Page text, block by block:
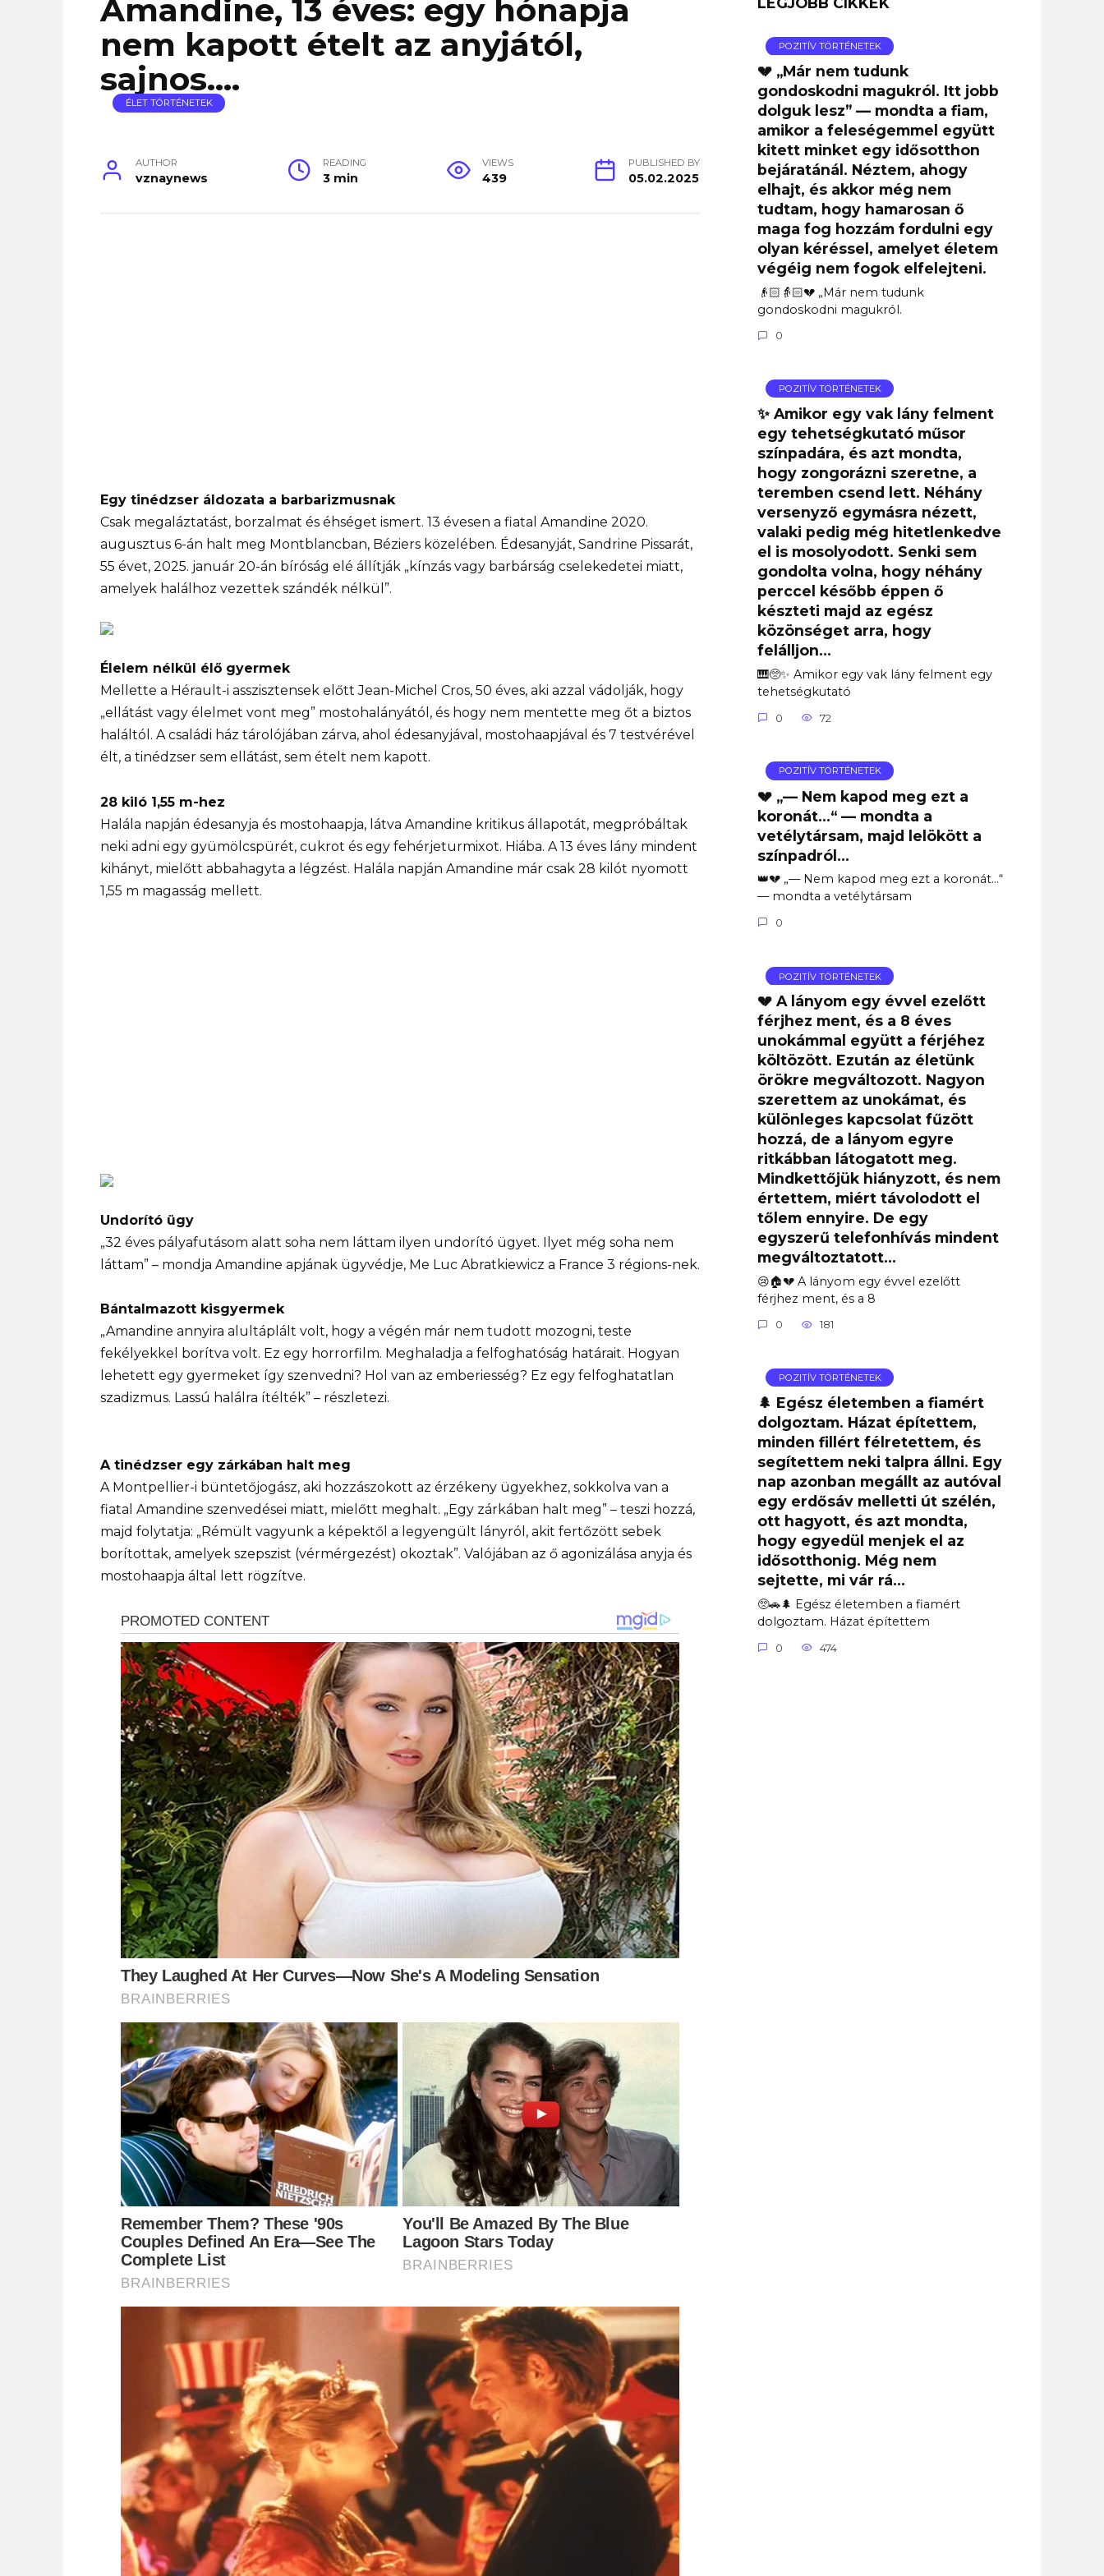
Amandine, 13 éves: egy hónapja
nem kapott ételt az anyjától,
sajnos….
ÉLET TÖRTÉNETEK
AUTHOR
vznaynews
READING
3 min
VIEWS
439
PUBLISHED BY
05.02.2025
Egy tinédzser áldozata a barbarizmusnak
Csak megaláztatást, borzalmat és éhséget ismert. 13 évesen a fiatal Amandine 2020.
augusztus 6-án halt meg Montblancban, Béziers közelében. Édesanyját, Sandrine Pissarát,
55 évet, 2025. január 20-án bíróság elé állítják „kínzás vagy barbárság cselekedetei miatt,
amelyek halálhoz vezettek szándék nélkül”.
Élelem nélkül élő gyermek
Mellette a Hérault-i asszisztensek előtt Jean-Michel Cros, 50 éves, aki azzal vádolják, hogy
„ellátást vagy élelmet vont meg” mostohalányától, és hogy nem mentette meg őt a biztos
haláltól. A családi ház tárolójában zárva, ahol édesanyjával, mostohaapjával és 7 testvérével
élt, a tinédzser sem ellátást, sem ételt nem kapott.
28 kiló 1,55 m-hez
Halála napján édesanyja és mostohaapja, látva Amandine kritikus állapotát, megpróbáltak
neki adni egy gyümölcspürét, cukrot és egy fehérjeturmixot. Hiába. A 13 éves lány mindent
kihányt, mielőtt abbahagyta a légzést. Halála napján Amandine már csak 28 kilót nyomott
1,55 m magasság mellett.
Undorító ügy
„32 éves pályafutásom alatt soha nem láttam ilyen undorító ügyet. Ilyet még soha nem
láttam” – mondja Amandine apjának ügyvédje, Me Luc Abratkiewicz a France 3 régions-nek.
Bántalmazott kisgyermek
„Amandine annyira alultáplált volt, hogy a végén már nem tudott mozogni, teste
fekélyekkel borítva volt. Ez egy horrorfilm. Meghaladja a felfoghatóság határait. Hogyan
lehetett egy gyermeket így szenvedni? Hol van az emberiesség? Ez egy felfoghatatlan
szadizmus. Lassú halálra ítélték” – részletezi.
A tinédzser egy zárkában halt meg
A Montpellier-i büntetőjogász, aki hozzászokott az érzékeny ügyekhez, sokkolva van a
fiatal Amandine szenvedései miatt, mielőtt meghalt. „Egy zárkában halt meg” – teszi hozzá,
majd folytatja: „Rémült vagyunk a képektől a legyengült lányról, akit fertőzött sebek
borítottak, amelyek szepszist (vérmérgezést) okoztak”. Valójában az ő agonizálása anyja és
mostohaapja által lett rögzítve.
POZITÍV TÖRTÉNETEK
💔 „Már nem tudunk
gondoskodni magukról. Itt jobb
dolguk lesz” — mondta a fiam,
amikor a feleségemmel együtt
kitett minket egy idősotthon
bejáratánál. Néztem, ahogy
elhajt, és akkor még nem
tudtam, hogy hamarosan ő
maga fog hozzám fordulni egy
olyan kéréssel, amelyet életem
végéig nem fogok elfelejteni.
👴🏻👵🏻💔 „Már nem tudunk
gondoskodni magukról.
0
POZITÍV TÖRTÉNETEK
✨ Amikor egy vak lány felment
egy tehetségkutató műsor
színpadára, és azt mondta,
hogy zongorázni szeretne, a
teremben csend lett. Néhány
versenyző egymásra nézett,
valaki pedig még hitetlenkedve
el is mosolyodott. Senki sem
gondolta volna, hogy néhány
perccel később éppen ő
készteti majd az egész
közönséget arra, hogy
felálljon…
🎹🥺✨ Amikor egy vak lány felment egy
tehetségkutató
0 72
POZITÍV TÖRTÉNETEK
💔 „— Nem kapod meg ezt a
koronát…“ — mondta a
vetélytársam, majd lelökött a
színpadról…
👑💔 „— Nem kapod meg ezt a koronát…“
— mondta a vetélytársam
0
POZITÍV TÖRTÉNETEK
💔 A lányom egy évvel ezelőtt
férjhez ment, és a 8 éves
unokámmal együtt a férjéhez
költözött. Ezután az életünk
örökre megváltozott. Nagyon
szerettem az unokámat, és
különleges kapcsolat fűzött
hozzá, de a lányom egyre
ritkábban látogatott meg.
Mindkettőjük hiányzott, és nem
értettem, miért távolodott el
tőlem ennyire. De egy
egyszerű telefonhívás mindent
megváltoztatott…
😢🏠💔 A lányom egy évvel ezelőtt
férjhez ment, és a 8
0 181
POZITÍV TÖRTÉNETEK
🌲 Egész életemben a fiamért
dolgoztam. Házat építettem,
minden fillért félretettem, és
segítettem neki talpra állni. Egy
nap azonban megállt az autóval
egy erdősáv melletti út szélén,
ott hagyott, és azt mondta,
hogy egyedül menjek el az
idősotthonig. Még nem
sejtette, mi vár rá…
🥺🚗🌲 Egész életemben a fiamért
dolgoztam. Házat építettem
0 474